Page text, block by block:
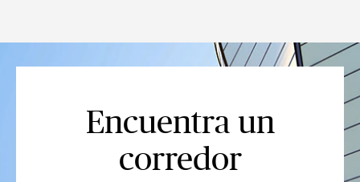
Encuentra un
corredor